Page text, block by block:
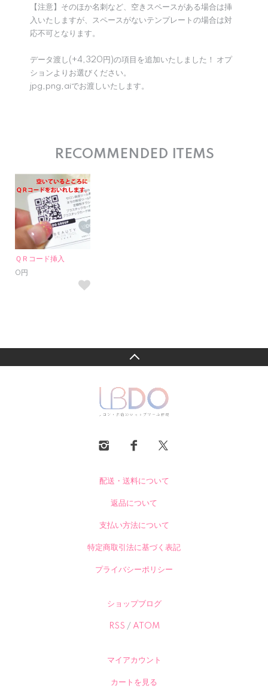
【注意】そのほか名刺など、空きスペースがある場合は挿
入いたしますが、スペースがないテンプレートの場合は対
応不可となります。
データ渡し(+4,320円)の項目を追加いたしました！ オプ
ションよりお選びください。
jpg,png,aiでお渡しいたします。
RECOMMENDED ITEMS
ＱＲコード挿入
0円
配送・送料について
返品について
支払い方法について
特定商取引法に基づく表記
プライバシーポリシー
ショップブログ
RSS / ATOM
マイアカウント
カートを見る